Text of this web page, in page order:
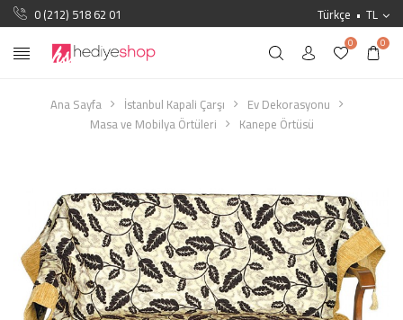
0 (212) 518 62 01 Türkçe TL
0 0
Ana Sayfa İstanbul Kapali Çarşı
Ev Dekorasyonu
Masa ve Mobilya Örtüleri
Kanepe Örtüsü